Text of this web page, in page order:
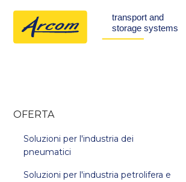
OFERTA
Soluzioni per l'industria dei
pneumatici
Soluzioni per l'industria petrolifera e